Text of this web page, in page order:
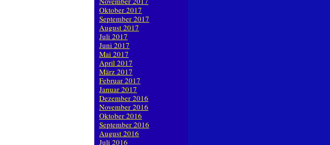
Oktober 2017
September 2017
August 2017
Juli 2017
Juni 2017
Mai 2017
April 2017
März 2017
Februar 2017
Januar 2017
Dezember 2016
November 2016
Oktober 2016
September 2016
August 2016
Juli 2016